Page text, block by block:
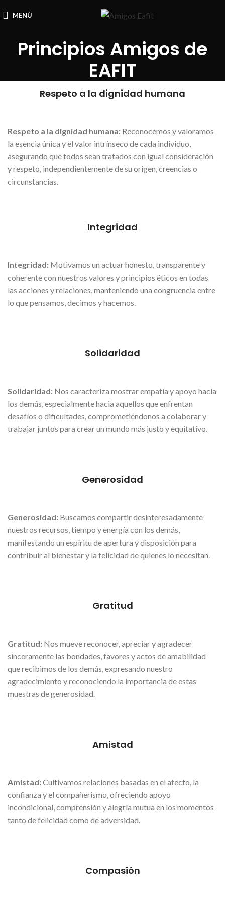
MENÚ
Principios Amigos de
EAFIT
Respeto a la dignidad humana
Respeto a la dignidad humana: Reconocemos y valoramos
la esencia única y el valor intrínseco de cada individuo,
asegurando que todos sean tratados con igual consideración
y respeto, independientemente de su origen, creencias o
circunstancias.
Integridad
Integridad: Motivamos un actuar honesto, transparente y
coherente con nuestros valores y principios éticos en todas
las acciones y relaciones, manteniendo una congruencia entre
lo que pensamos, decimos y hacemos.
Solidaridad
Solidaridad: Nos caracteriza mostrar empatía y apoyo hacia
los demás, especialmente hacia aquellos que enfrentan
desafíos o dificultades, comprometiéndonos a colaborar y
trabajar juntos para crear un mundo más justo y equitativo.
Generosidad
Generosidad: Buscamos compartir desinteresadamente
nuestros recursos, tiempo y energía con los demás,
manifestando un espíritu de apertura y disposición para
contribuir al bienestar y la felicidad de quienes lo necesitan.
Gratitud
Gratitud: Nos mueve reconocer, apreciar y agradecer
sinceramente las bondades, favores y actos de amabilidad
que recibimos de los demás, expresando nuestro
agradecimiento y reconociendo la importancia de estas
muestras de generosidad.
Amistad
Amistad:Cultivamos relaciones basadas en el afecto, la
confianza y el compañerismo, ofreciendo apoyo
incondicional, comprensión y alegría mutua en los momentos
tanto de felicidad como de adversidad.
Compasión